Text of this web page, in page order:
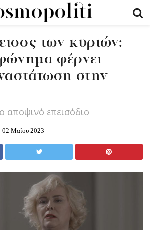
των κυριών:
φέρνει
στην
αποψινό επεισόδιο
02 Μαΐου 2023